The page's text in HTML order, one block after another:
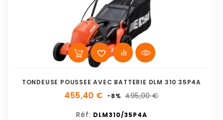
TONDEUSE POUSSEE AVEC BATTERIE DLM 310 35P4A
455,40 € -8% 495,00 €
Réf: DLM310/35P4A